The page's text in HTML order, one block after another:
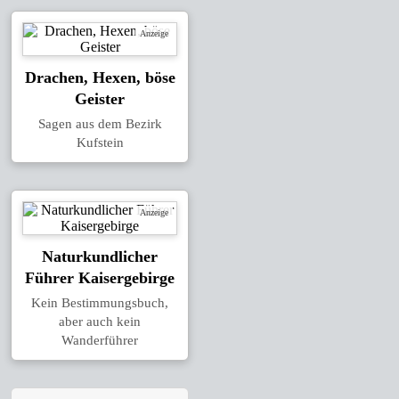
Anzeige
Drachen, Hexen, böse
Geister
Sagen aus dem Bezirk
Kufstein
Anzeige
Naturkundlicher
Führer Kaisergebirge
Kein Bestimmungsbuch,
aber auch kein
Wanderführer